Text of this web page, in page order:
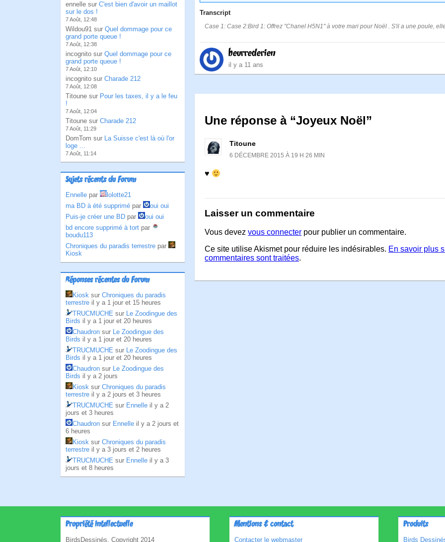
ennelle sur C'est bien d'avoir un maillot
sur le dos !
7 Août, 12:48
Wildou91 sur Quel dommage pour ce
grand porte queue !
7 Août, 12:38
incognito sur Quel dommage pour ce
grand porte queue !
7 Août, 12:10
incognito sur Charade 212
7 Août, 12:08
Titoune sur Pour les taxes, il y a le feu
!
7 Août, 12:04
Titoune sur Charade 212
7 Août, 11:29
DomTom sur La Suisse c'est là où l'or
loge ...
7 Août, 11:14
Sujets récents du Forum
Ennelle par
lolotte21
ma BD à été supprimé par
oui oui
Puis-je créer une BD par
oui oui
bd encore supprimé à tort par
boudu113
Chroniques du paradis terrestre par
Kiosk
Réponses récentes du Forum
Kiosk sur Chroniques du paradis
terrestre il y a 1 jour et 15 heures
TRUCMUCHE sur Le Zoodingue des
Birds il y a 1 jour et 20 heures
Chaudron sur Le Zoodingue des
Birds il y a 1 jour et 20 heures
TRUCMUCHE sur Le Zoodingue des
Birds il y a 1 jour et 20 heures
Chaudron sur Le Zoodingue des
Birds il y a 2 jours
Kiosk sur Chroniques du paradis
terrestre il y a 2 jours et 3 heures
TRUCMUCHE sur Ennelle il y a 2
jours et 3 heures
Chaudron sur Ennelle il y a 2 jours et
6 heures
Kiosk sur Chroniques du paradis
terrestre il y a 3 jours et 2 heures
TRUCMUCHE sur Ennelle il y a 3
jours et 8 heures
Transcript
Case 1: Case 2:Bird 1: Offrez "Chanel H5N1" à votre mari pour Noël . S'il a une poule,
beurrederien
il y a 11 ans
Une réponse à “Joyeux Noël”
Titoune
6 DÉCEMBRE 2015 À 19 H 26 MIN
♥
Laisser un commentaire
Vous devez vous connecter pour publier un commentaire.
Ce site utilise Akismet pour réduire les indésirables. En savoir plus
commentaires sont traitées.
Propriété intellectuelle
BirdsDessinés, Copyright 2014
Mentions & contact
Contacter le webmaster
Produits
Birds